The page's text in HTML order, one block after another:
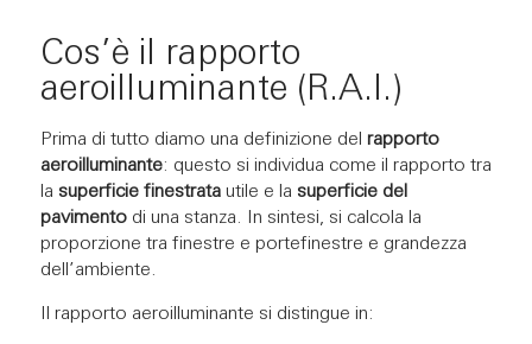
Cos’è il rapporto
aeroilluminante (R.A.I.)
Prima di tutto diamo una definizione del rapporto
aeroilluminante: questo si individua come il rapporto tra
la superficie finestrata utile e la superficie del
pavimentodi una stanza. In sintesi, si calcola la
proporzione tra finestre e portefinestre e grandezza
dell’ambiente.
Il rapporto aeroilluminante si distingue in: